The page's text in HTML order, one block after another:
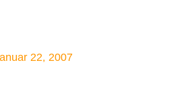
22, 2007